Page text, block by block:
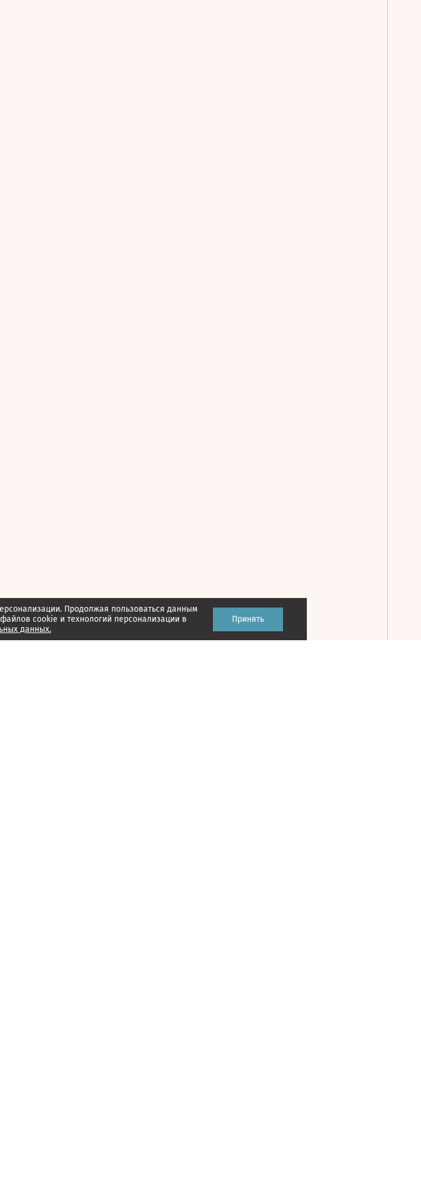
Продолжая пользоваться данным
cookie и технологий персонализации в
данных.
Принять